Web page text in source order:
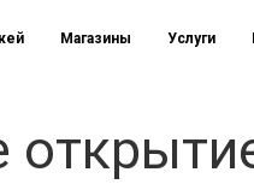
Магазины Услуги